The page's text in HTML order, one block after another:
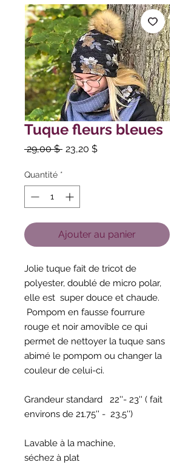
Tuque fleurs bleues
29,00 $ Prix
23,20 $Prix
Quantité *
Ajouter au panier
Jolie tuque fait de tricot de
polyester, doublé de micro polar,
elle est super douce et chaude.
Pompom en fausse fourrure
rouge et noir amovible ce qui
permet de nettoyer la tuque sans
abimé le pompom ou changer la
couleur de celui-ci.
Grandeur standard 22''- 23'' ( fait
environs de 21.75'' - 23,5'')
Lavable à la machine,
séchez à plat